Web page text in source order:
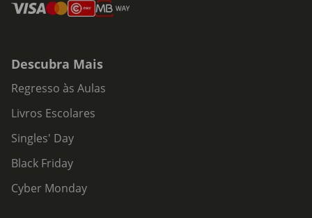
Descubra Mais
Regresso às Aulas
Livros Escolares
Singles' Day
Black Friday
Cyber Monday